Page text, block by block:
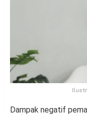
Dampak negatif